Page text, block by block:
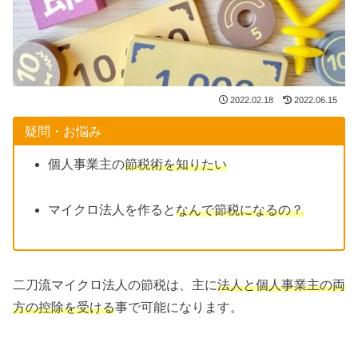
2022.02.18 2022.06.15
疑問・お悩み
個人事業主の節税術を知りたい
マイクロ法人を作るとなんで節税になるの？
二刀流マイクロ法人の節税は、主に法人と個人事業主の両
方の控除を受ける事で可能になります。